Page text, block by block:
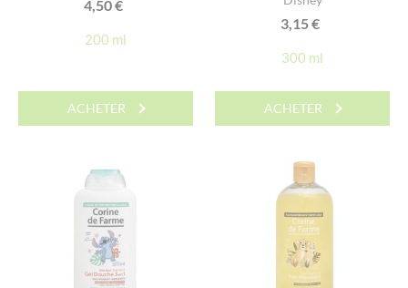
4,50€
200 ml
ACHETER
3,15€
300 ml
ACHETER